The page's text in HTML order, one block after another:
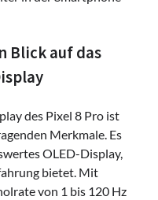
Blick auf das
des Pixel 8 Pro ist
Merkmale. Es
OLED-Display,
bietet. Mit
von 1 bis 120 Hz